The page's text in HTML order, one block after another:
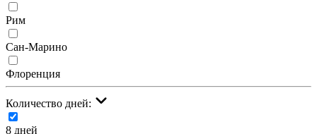
Рим
Сан-Марино
Флоренция
Количество дней:
8 дней